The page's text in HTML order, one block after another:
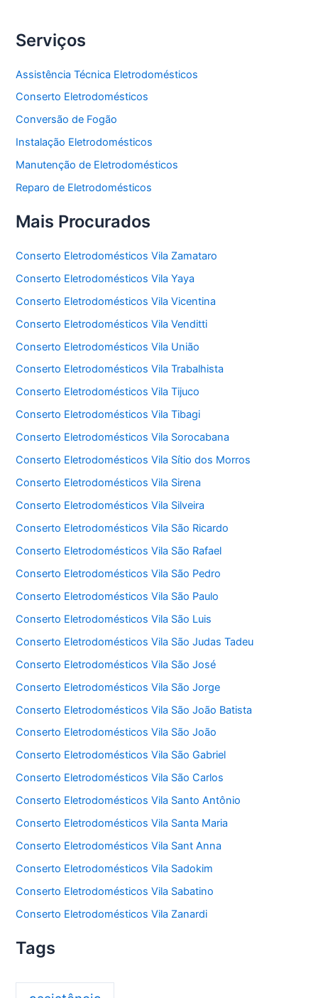
Serviços
Assistência Técnica Eletrodomésticos
Conserto Eletrodomésticos
Conversão de Fogão
Instalação Eletrodomésticos
Manutenção de Eletrodomésticos
Reparo de Eletrodomésticos
Mais Procurados
Conserto Eletrodomésticos Vila Zamataro
Conserto Eletrodomésticos Vila Yaya
Conserto Eletrodomésticos Vila Vicentina
Conserto Eletrodomésticos Vila Venditti
Conserto Eletrodomésticos Vila União
Conserto Eletrodomésticos Vila Trabalhista
Conserto Eletrodomésticos Vila Tijuco
Conserto Eletrodomésticos Vila Tibagi
Conserto Eletrodomésticos Vila Sorocabana
Conserto Eletrodomésticos Vila Sítio dos Morros
Conserto Eletrodomésticos Vila Sirena
Conserto Eletrodomésticos Vila Silveira
Conserto Eletrodomésticos Vila São Ricardo
Conserto Eletrodomésticos Vila São Rafael
Conserto Eletrodomésticos Vila São Pedro
Conserto Eletrodomésticos Vila São Paulo
Conserto Eletrodomésticos Vila São Luis
Conserto Eletrodomésticos Vila São Judas Tadeu
Conserto Eletrodomésticos Vila São José
Conserto Eletrodomésticos Vila São Jorge
Conserto Eletrodomésticos Vila São João Batista
Conserto Eletrodomésticos Vila São João
Conserto Eletrodomésticos Vila São Gabriel
Conserto Eletrodomésticos Vila São Carlos
Conserto Eletrodomésticos Vila Santo Antônio
Conserto Eletrodomésticos Vila Santa Maria
Conserto Eletrodomésticos Vila Sant Anna
Conserto Eletrodomésticos Vila Sadokim
Conserto Eletrodomésticos Vila Sabatino
Conserto Eletrodomésticos Vila Zanardi
Tags